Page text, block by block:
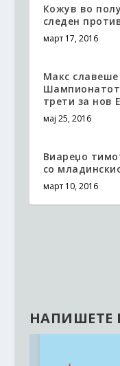
Кожув во
следен
март 17, 2016
Макс
Шампионатот
трети за нов
мај 25, 2016
Виареџо
со
март 10, 2016
НАПИШЕТЕ